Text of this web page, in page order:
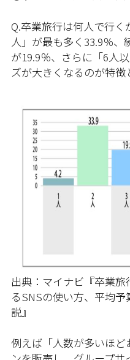
Q.卒業旅行は何人で行
人」が最も多く33.9％、
が19.9％、さらに「6人
ズが大きくなるのが特徴
出典：マイナビ『卒業
るSNSの使い方、平均
説』
例えば「人数が多いほ